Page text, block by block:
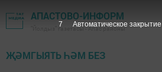
АПАСТОВО-ИНФОРМ
"Йолдыз" газетасы - Апас районы
ҖӘМГЫЯТЬ ҺӘМ БЕЗ
6 Автоматическое